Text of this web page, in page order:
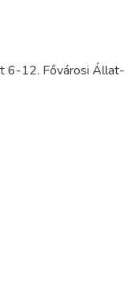
6-12. Fővárosi Állat-